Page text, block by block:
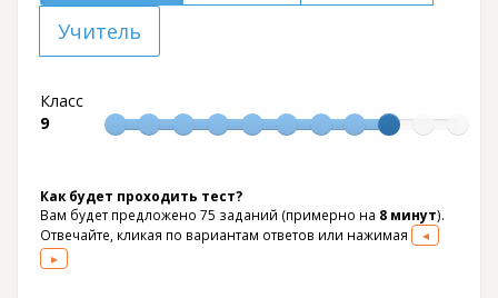
Учитель
Класс
9
Как будет проходить тест?
Вам будет предложено 75 заданий (примерно на 8 минут).
Отвечайте, кликая по вариантам ответов или нажимая
◂
▸